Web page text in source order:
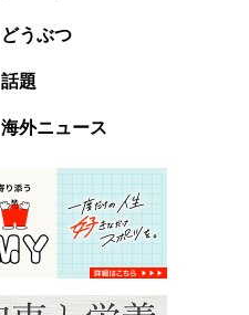
どうぶつ
話題
海外ニュース